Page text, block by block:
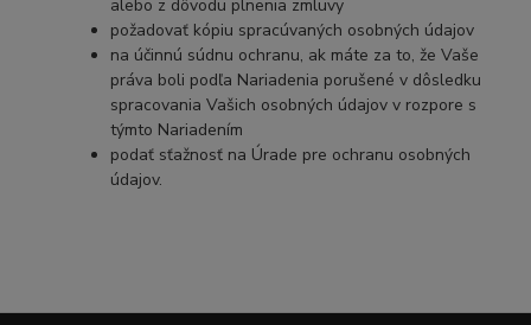
alebo z dôvodu plnenia zmluvy
požadovať kópiu spracúvaných osobných údajov
na účinnú súdnu ochranu, ak máte za to, že Vaše
práva boli podľa Nariadenia porušené v dôsledku
spracovania Vašich osobných údajov v rozpore s
týmto Nariadením
podať sťažnosť na Úrade pre ochranu osobných
údajov.